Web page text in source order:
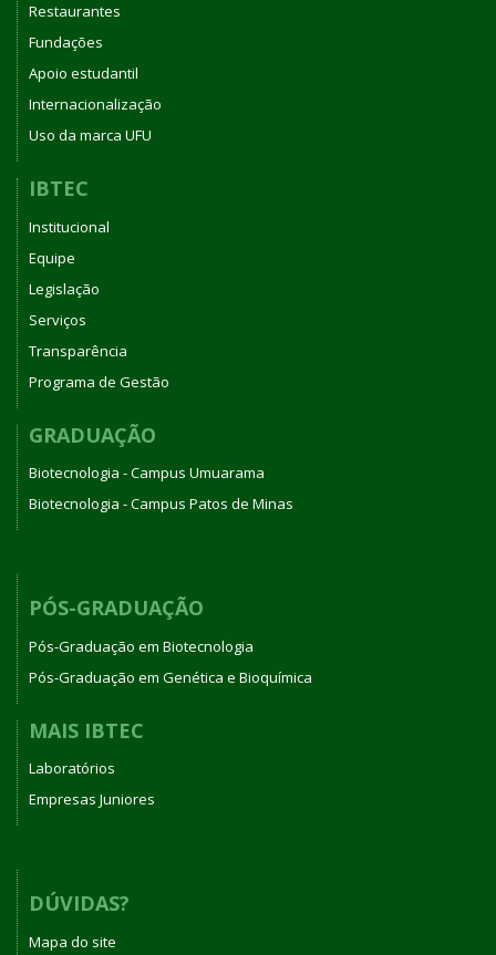
Restaurantes
Fundações
Apoio estudantil
Internacionalização
Uso da marca UFU
IBTEC
Institucional
Equipe
Legislação
Serviços
Transparência
Programa de Gestão
GRADUAÇÃO
Biotecnologia - Campus Umuarama
Biotecnologia - Campus Patos de Minas
PÓS-GRADUAÇÃO
Pós-Graduação em Biotecnologia
Pós-Graduação em Genética e Bioquímica
MAIS IBTEC
Laboratórios
Empresas Juniores
DÚVIDAS?
Mapa do site